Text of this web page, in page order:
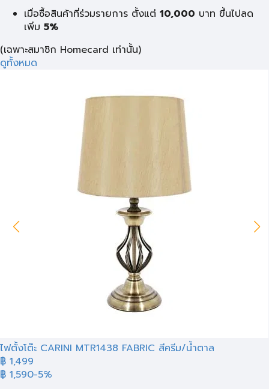
เมื่อซื้อสินค้าที่ร่วมรายการ ตั้งแต่ 10,000 บาท ขึ้นไปลด
เพิ่ม 5%
(เฉพาะสมาชิก Homecard เท่านั้น)
ดูทั้งหมด
ไฟตั้งโต๊ะ CARINI MTR1438 FABRIC สีครีม/น้ำตาล
฿ 1,499
฿ 1,590-5%